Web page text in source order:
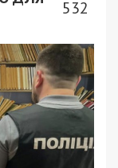
532